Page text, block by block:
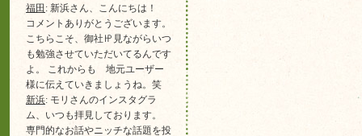
福田 : 新浜さん、こんにちは！
コメントありがとうございます。
こちらこそ、御社㏋見ながらいつ
も勉強させていただいてるんです
よ。 これからも 地元ユーザー
様に伝えていきましょうね。笑
新浜: モリさんのインスタグラ
ム、いつも拝見しております。
専門的なお話やニッチな話題を投